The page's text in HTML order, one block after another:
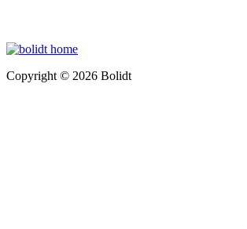
Copyright © 2026 Bolidt